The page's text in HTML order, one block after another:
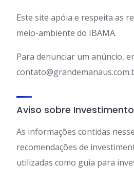
Este site apóia e respeita as
meio-ambiente do IBAMA.
Para denunciar um anúncio,
Aviso sobre
As informações contidas
recomendações de
utilizadas como guia para